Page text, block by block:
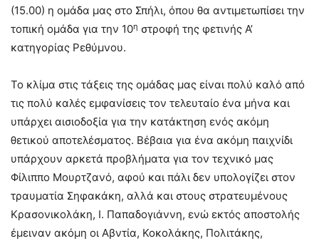
(15.00) η ομάδα μας στο Σπήλι, όπου θα αντιμετωπίσει την
τοπική ομάδα για την 10η στροφή της φετινής Α’
κατηγορίας Ρεθύμνου.
Το κλίμα στις τάξεις της ομάδας μας είναι πολύ καλό από
τις πολύ καλές εμφανίσεις τον τελευταίο ένα μήνα και
υπάρχει αισιοδοξία για την κατάκτηση ενός ακόμη
θετικού αποτελέσματος. Βέβαια για ένα ακόμη παιχνίδι
υπάρχουν αρκετά προβλήματα για τον τεχνικό μας
Φίλιππο Μουρτζανό, αφού και πάλι δεν υπολογίζει στον
τραυματία Σηφακάκη, αλλά και στους στρατευμένους
Κρασονικολάκη, Ι. Παπαδογιάννη, ενώ εκτός αποστολής
έμειναν ακόμη οι Αβντία, Κοκολάκης, Πολιτάκης,